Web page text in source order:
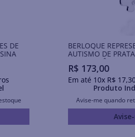
DE
BERLOQUE
AUTISMO DE
COM ZIRCÔNIA
R$ 173,00
Em até 10x R$ 17,
Produto
Avise-me quando